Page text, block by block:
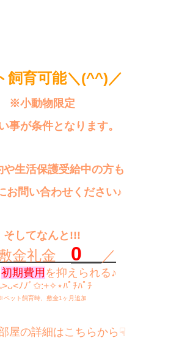
飼育可能＼(^^)／
※小動物限定
事が条件となります。
や生活保護受給中の方も
お問い合わせください♪
そしてなんと!!!
金礼金 0 ／
初期費用 を抑えられる♪
ﾉﾉﾞ✩:+✧︎⋆ﾊﾟﾁﾊﾟﾁ
ペット飼育時、敷金1ヶ月追加
屋の詳細はこちらから☟